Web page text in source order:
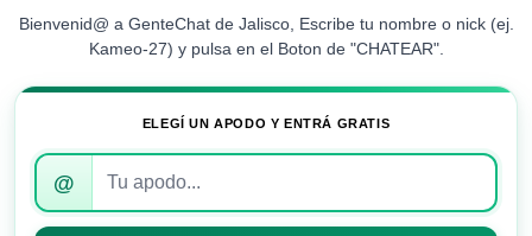
Bienvenid@ a GenteChat de Jalisco, Escribe tu nombre o nick (ej.
Kameo-27) y pulsa en el Boton de "CHATEAR".
ELEGÍ UN APODO Y ENTRÁ GRATIS
Introduce
apodo
@